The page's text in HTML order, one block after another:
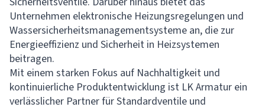
Unternehmen elektronische Heizungsregelungen und
Wassersicherheitsmanagementsysteme an, die zur
Energieeffizienz und Sicherheit in Heizsystemen
beitragen.
Mit einem starken Fokus auf Nachhaltigkeit und
kontinuierliche Produktentwicklung ist LK Armatur ein
verlässlicher Partner für Standardventile und